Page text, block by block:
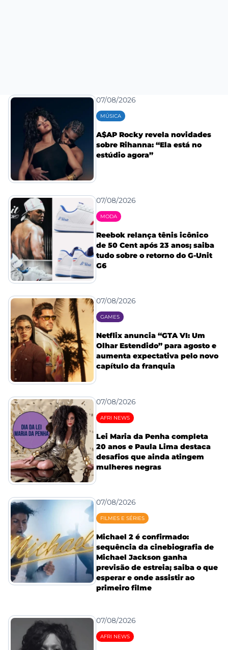
07/08/2026
MÚSICA
A$AP Rocky revela novidades
sobre Rihanna: “Ela está no
estúdio agora”
07/08/2026
MODA
Reebok relança tênis icônico
de 50 Cent após 23 anos; saiba
tudo sobre o retorno do G-Unit
G6
07/08/2026
GAMES
Netflix anuncia “GTA VI: Um
Olhar Estendido” para agosto e
aumenta expectativa pelo novo
capítulo da franquia
07/08/2026
AFRI NEWS
Lei Maria da Penha completa
20 anos e Paula Lima destaca
desafios que ainda atingem
mulheres negras
07/08/2026
FILMES E SÉRIES
Michael 2 é confirmado:
sequência da cinebiografia de
Michael Jackson ganha
previsão de estreia; saiba o que
esperar e onde assistir ao
primeiro filme
07/08/2026
AFRI NEWS